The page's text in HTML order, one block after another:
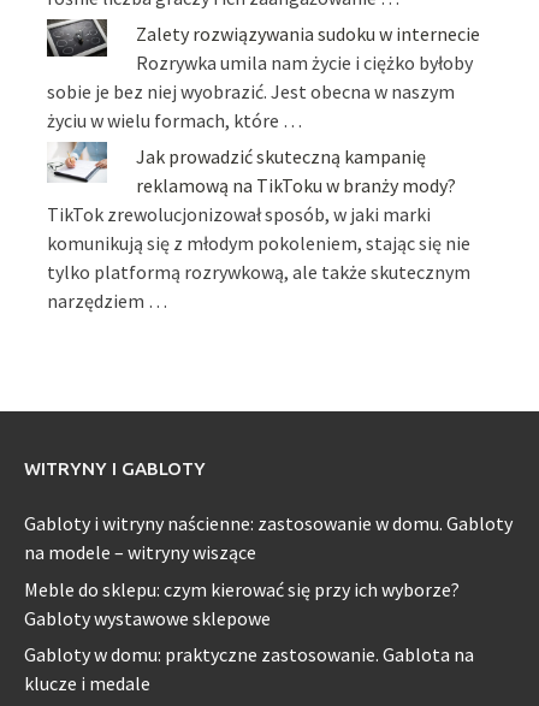
Zalety rozwiązywania sudoku w internecie
Rozrywka umila nam życie i ciężko byłoby
sobie je bez niej wyobrazić. Jest obecna w naszym
życiu w wielu formach, które …
Jak prowadzić skuteczną kampanię
reklamową na TikToku w branży mody?
TikTok zrewolucjonizował sposób, w jaki marki
komunikują się z młodym pokoleniem, stając się nie
tylko platformą rozrywkową, ale także skutecznym
narzędziem …
WITRYNY I GABLOTY
Gabloty i witryny naścienne: zastosowanie w domu. Gabloty
na modele – witryny wiszące
Meble do sklepu: czym kierować się przy ich wyborze?
Gabloty wystawowe sklepowe
Gabloty w domu: praktyczne zastosowanie. Gablota na
klucze i medale